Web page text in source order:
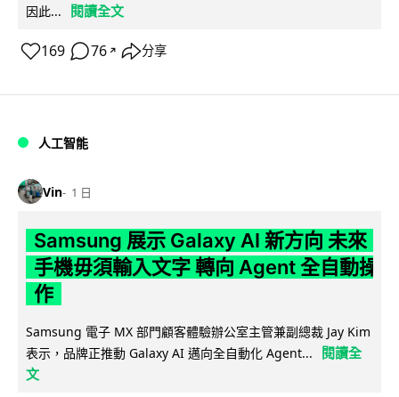
因此...
閱讀全文
169 76 ↗ 分享
人工智能
Vin 1 日
Samsung 展示 Galaxy AI 新方向 未來
手機毋須輸入文字 轉向 Agent 全自動操
作
Samsung 電子 MX 部門顧客體驗辦公室主管兼副總裁 Jay Kim
表示，品牌正推動 Galaxy AI 邁向全自動化 Agent...
閱讀全
文